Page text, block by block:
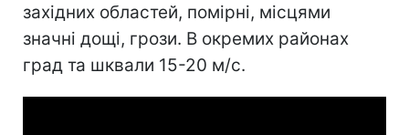
західних областей, помірні, місцями
значні дощі, грози. В окремих районах
град та шквали 15-20 м/с.